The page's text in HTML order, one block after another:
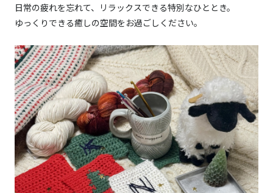
日常の疲れを忘れて、リラックスできる特別なひととき。
ゆっくりできる癒しの空間をお過ごしください。